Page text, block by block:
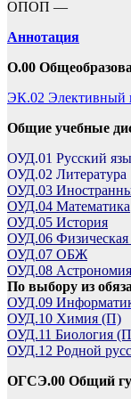
ОПОП —
Аннотация
О.00
ЭК.02 Элективный
Общие учебные
ОУД.01 Русский
ОУД.02 Литература
ОУД.03
ОУД.04 Математика
ОУД.05 История
ОУД.06 Физическая
ОУД.07 ОБЖ
ОУД.08 Астрономия
По выбору из
ОУД.09
ОУД.10 Химия (П)
ОУД.11 Биология
ОУД.12 Родной
ОГСЭ.00 Общий